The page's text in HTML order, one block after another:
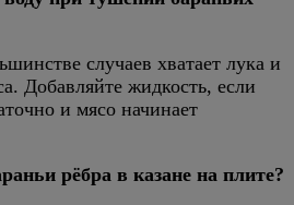
случаев хватает лука и
Добавляйте жидкость, если
и мясо начинает
рёбра в казане на плите?